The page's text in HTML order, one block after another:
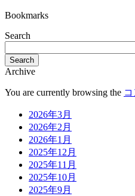
Bookmarks
Search
Search
Archive
You are currently browsing the
2026年3月
2026年2月
2026年1月
2025年12月
2025年11月
2025年10月
2025年9月